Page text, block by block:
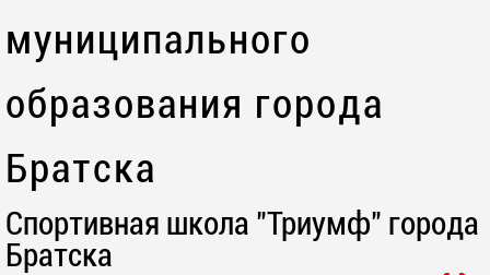
муниципального
образования города
Братска
Спортивная школа "Триумф" города
Братска